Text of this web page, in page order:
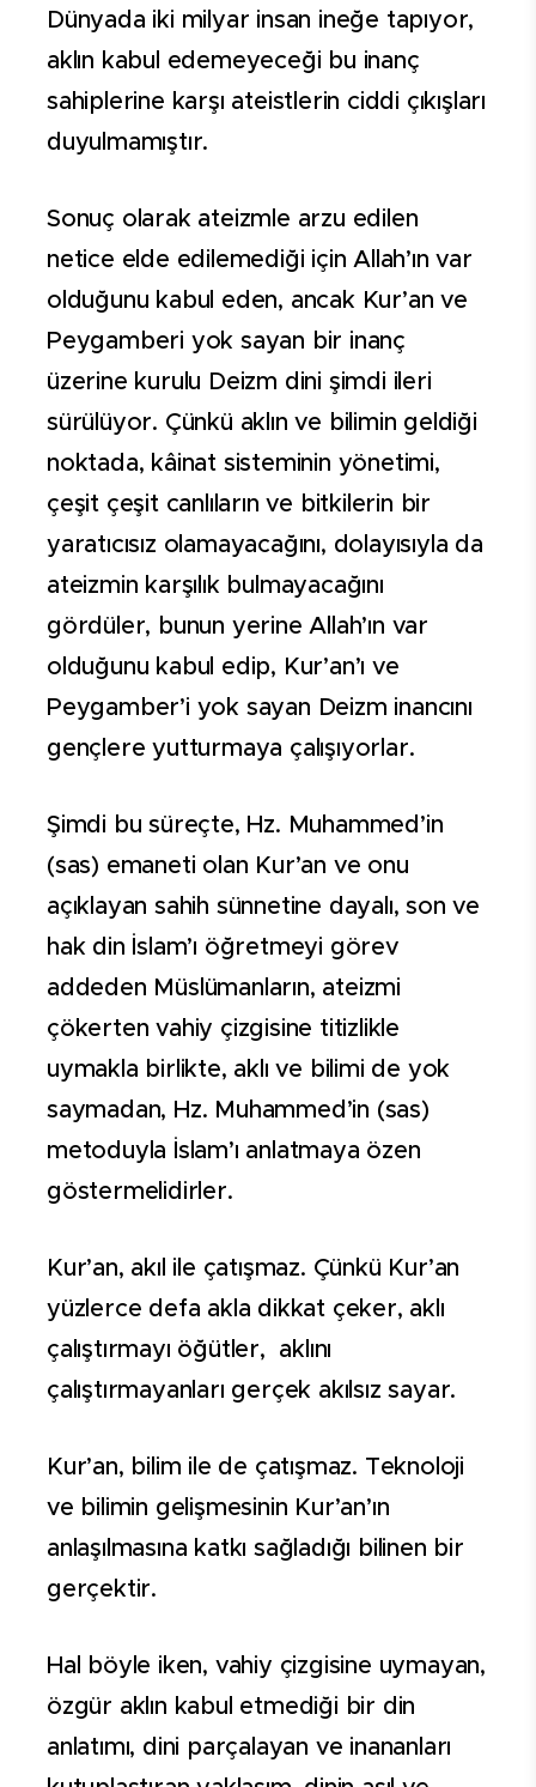
Dünyada iki milyar insan ineğe tapıyor,
aklın kabul edemeyeceği bu inanç
sahiplerine karşı ateistlerin ciddi çıkışları
duyulmamıştır.
Sonuç olarak ateizmle arzu edilen
netice elde edilemediği için Allah’ın var
olduğunu kabul eden, ancak Kur’an ve
Peygamberi yok sayan bir inanç
üzerine kurulu Deizm dini şimdi ileri
sürülüyor. Çünkü aklın ve bilimin geldiği
noktada, kâinat sisteminin yönetimi,
çeşit çeşit canlıların ve bitkilerin bir
yaratıcısız olamayacağını, dolayısıyla da
ateizmin karşılık bulmayacağını
gördüler, bunun yerine Allah’ın var
olduğunu kabul edip, Kur’an’ı ve
Peygamber’i yok sayan Deizm inancını
gençlere yutturmaya çalışıyorlar.
Şimdi bu süreçte, Hz. Muhammed’in
(sas) emaneti olan Kur’an ve onu
açıklayan sahih sünnetine dayalı, son ve
hak din İslam’ı öğretmeyi görev
addeden Müslümanların, ateizmi
çökerten vahiy çizgisine titizlikle
uymakla birlikte, aklı ve bilimi de yok
saymadan, Hz. Muhammed’in (sas)
metoduyla İslam’ı anlatmaya özen
göstermelidirler.
Kur’an, akıl ile çatışmaz. Çünkü Kur’an
yüzlerce defa akla dikkat çeker, aklı
çalıştırmayı öğütler, aklını
çalıştırmayanları gerçek akılsız sayar.
Kur’an, bilim ile de çatışmaz. Teknoloji
ve bilimin gelişmesinin Kur’an’ın
anlaşılmasına katkı sağladığı bilinen bir
gerçektir.
Hal böyle iken, vahiy çizgisine uymayan,
özgür aklın kabul etmediği bir din
anlatımı, dini parçalayan ve inananları